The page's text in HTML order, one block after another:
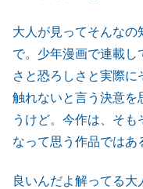
大人が見ってそんな
で。少年漫画で連載し
さと恐ろしさと実際
触れないと言う決意を
うけど。今作は、そ
なって思う作品ではあ
良いんだよ解ってる大